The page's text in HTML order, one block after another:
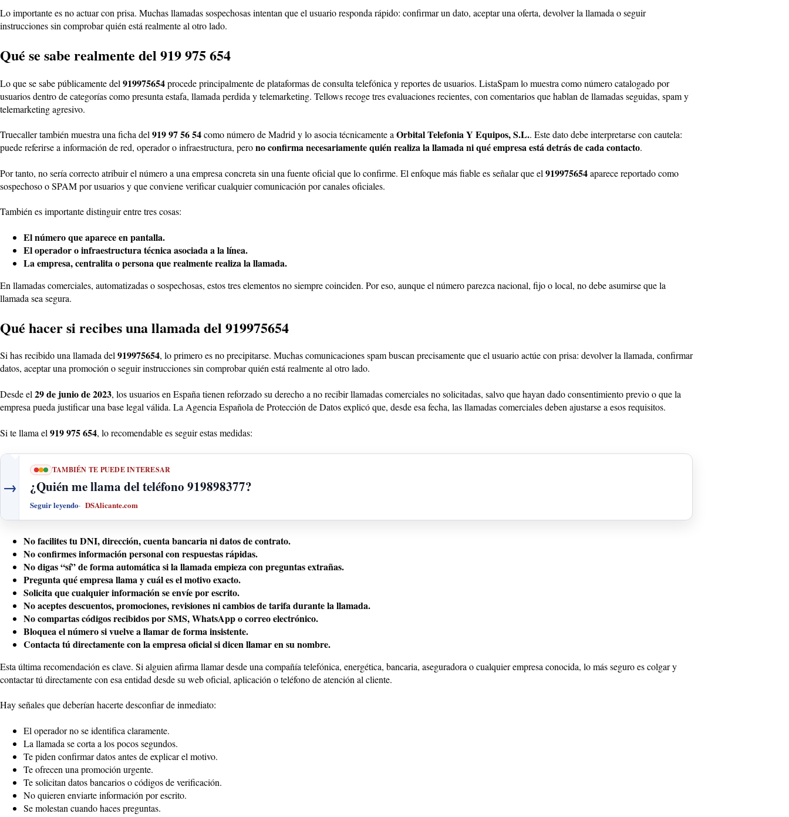
Lo importante es no actuar con prisa. Muchas llamadas sospechosas intentan que el usuario responda rápido: confirmar un dato, aceptar una oferta, devolver la llamada o seguir
instrucciones sin comprobar quién está realmente al otro lado.
Qué se sabe realmente del 919 975 654
Lo que se sabe públicamente del 919975654procede principalmente de plataformas de consulta telefónica y reportes de usuarios. ListaSpam lo muestra como número catalogado por
usuarios dentro de categorías como presunta estafa, llamada perdida y telemarketing. Tellows recoge tres evaluaciones recientes, con comentarios que hablan de llamadas seguidas, spam y
telemarketing agresivo.
Truecaller también muestra una ficha del 919 97 56 54como número de Madrid y lo asocia técnicamente a Orbital Telefonia Y Equipos, S.L.. Este dato debe interpretarse con cautela:
puede referirse a información de red, operador o infraestructura, perono confirma necesariamente quién realiza la llamada ni qué empresa está detrás de cada contacto.
Por tanto, no sería correcto atribuir el número a una empresa concreta sin una fuente oficial que lo confirme. El enfoque más fiable es señalar que el 919975654aparece reportado como
sospechoso o SPAM por usuarios y que conviene verificar cualquier comunicación por canales oficiales.
También es importante distinguir entre tres cosas:
El número que aparece en pantalla.
El operador o infraestructura técnica asociada a la línea.
La empresa, centralita o persona que realmente realiza la llamada.
En llamadas comerciales, automatizadas o sospechosas, estos tres elementos no siempre coinciden. Por eso, aunque el número parezca nacional, fijo o local, no debe asumirse que la
llamada sea segura.
Qué hacer si recibes una llamada del 919975654
Si has recibido una llamada del919975654, lo primero es no precipitarse. Muchas comunicaciones spam buscan precisamente que el usuario actúe con prisa: devolver la llamada, confirmar
datos, aceptar una promoción o seguir instrucciones sin comprobar quién está realmente al otro lado.
Desde el 29 de junio de 2023, los usuarios en España tienen reforzado su derecho a no recibir llamadas comerciales no solicitadas, salvo que hayan dado consentimiento previo o que la
empresa pueda justificar una base legal válida. La Agencia Española de Protección de Datos explicó que, desde esa fecha, las llamadas comerciales deben ajustarse a esos requisitos.
Si te llama el 919 975 654, lo recomendable es seguir estas medidas:
→
TAMBIÉN TE PUEDE INTERESAR
¿Quién me llama del teléfono 919898377?
Seguir leyendo DSAlicante.com
No facilites tu DNI, dirección, cuenta bancaria ni datos de contrato.
No confirmes información personal con respuestas rápidas.
No digas “sí” de forma automática si la llamada empieza con preguntas extrañas.
Pregunta qué empresa llama y cuál es el motivo exacto.
Solicita que cualquier información se envíe por escrito.
No aceptes descuentos, promociones, revisiones ni cambios de tarifa durante la llamada.
No compartas códigos recibidos por SMS, WhatsApp o correo electrónico.
Bloquea el número si vuelve a llamar de forma insistente.
Contacta tú directamente con la empresa oficial si dicen llamar en su nombre.
Esta última recomendación es clave. Si alguien afirma llamar desde una compañía telefónica, energética, bancaria, aseguradora o cualquier empresa conocida, lo más seguro es colgar y
contactar tú directamente con esa entidad desde su web oficial, aplicación o teléfono de atención al cliente.
Hay señales que deberían hacerte desconfiar de inmediato:
El operador no se identifica claramente.
La llamada se corta a los pocos segundos.
Te piden confirmar datos antes de explicar el motivo.
Te ofrecen una promoción urgente.
Te solicitan datos bancarios o códigos de verificación.
No quieren enviarte información por escrito.
Se molestan cuando haces preguntas.